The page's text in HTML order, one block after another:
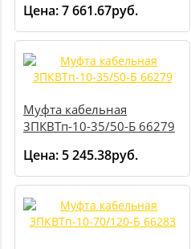
Цена:7 661.67руб.
Муфта кабельная
3ПКВТп-10-35/50-Б 66279
Цена: 5 245.38руб.